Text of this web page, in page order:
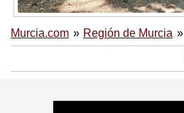
Murcia.com Región de Murcia